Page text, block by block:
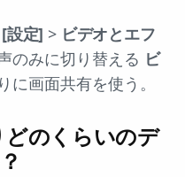
[設定] > ビデオとエフ
のみに切り替える ビ
に画面共有を使う。
のくらいのデ